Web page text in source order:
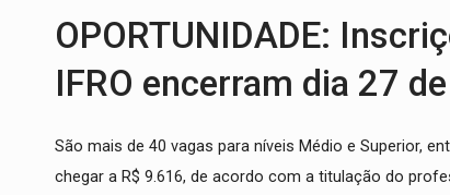
OPORTUNIDADE:
IFRO encerram dia 27
São mais de 40 vagas para níveis Médio e Superior,
chegar a R$ 9.616, de acordo com a titulação do